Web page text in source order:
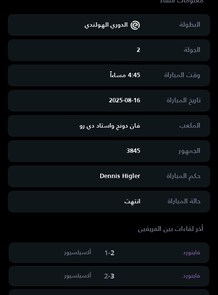
البطولة الدوري الهولندي
الجولة 2
وقت المباراة 4:45 مساءاََ
تاريخ المباراة 2025-08-16
الملعب فان دونج واستاد دي رو
الجمهور 3845
حكم المباراة Dennis Higler
حالة المباراة انتهت
أخر لقاءات بين الفريقين
فاينورد 2
-
1 أكسيلسيور
فاينورد 3
-
2 أكسيلسيور